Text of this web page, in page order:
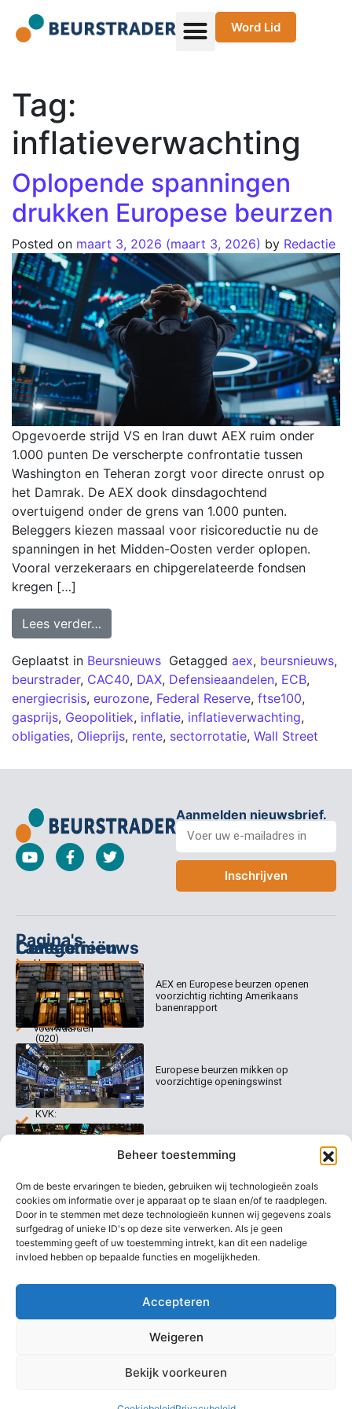
Beheer toestemming
Om de beste ervaringen te bieden, gebruiken wij technologieën zoals
cookies om informatie over je apparaat op te slaan en/of te raadplegen.
Door in te stemmen met deze technologieën kunnen wij gegevens zoals
surfgedrag of unieke ID's op deze site verwerken. Als je geen
toestemming geeft of uw toestemming intrekt, kan dit een nadelige
invloed hebben op bepaalde functies en mogelijkheden.
Accepteren
Weigeren
Bekijk voorkeuren
Word Lid
Tag:
inflatieverwachting
Oplopende spanningen
drukken Europese beurzen
Posted on maart 3, 2026 (maart 3, 2026) by Redactie
Opgevoerde strijd VS en Iran duwt AEX ruim onder
1.000 punten De verscherpte confrontatie tussen
Washington en Teheran zorgt voor directe onrust op
het Damrak. De AEX dook dinsdagochtend
overtuigend onder de grens van 1.000 punten.
Beleggers kiezen massaal voor risicoreductie nu de
spanningen in het Midden-Oosten verder oplopen.
Vooral verzekeraars en chipgerelateerde fondsen
kregen […]
Lees verder…
Geplaatst in Beursnieuws Getagged aex, beursnieuws,
beurstrader, CAC40, DAX, Defensieaandelen, ECB,
energiecrisis, eurozone, Federal Reserve, ftse100,
gasprijs, Geopolitiek, inflatie, inflatieverwachting,
obligaties, Olieprijs, rente, sectorrotatie, Wall Street
Aanmelden nieuwsbrief.
Inschrijven
Pagina's
Home
Abonnementen
Dagcommentaar
Tradealert
Organisatie
Contact
Categorieën
Columns
Dagcommentaar
Algemene
voorwaarden
Disclaimer
Welk
abonnement
kiezen
Contact
Keizersgracht
520
1017 EK
Amsterdam
(020)
231
0020
info@beurstrader.nl
KVK:
99197022
Laatste nieuws
AEX en Europese beurzen openen
voorzichtig richting Amerikaans
banenrapport
Europese beurzen mikken op
voorzichtige openingswinst
Europese beurzen blijven dicht bij
recordstanden
AEX nadert opnieuw zijn hoogste
niveau ooit